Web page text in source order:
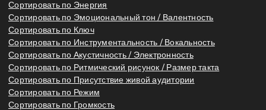
Сортировать по Энергия
Сортировать по Эмоциональный тон / Валентность
Сортировать по Ключ
Сортировать по Инструментальность / Вокальность
Сортировать по Акустичность / Электронность
Сортировать по Ритмический рисунок / Размер такта
Сортировать по Присутствие живой аудитории
Сортировать по Режим
Сортировать по Громкость